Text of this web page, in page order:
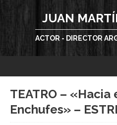
JUAN
ACTOR - DIRECTOR
TEATRO – «Hacia
Enchufes» –